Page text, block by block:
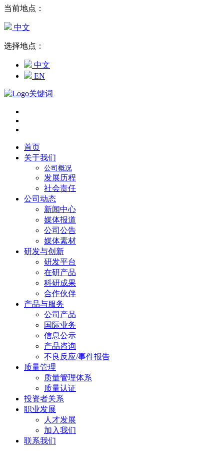
当前地点：
中文
选择地点：
中文
EN
首页
关于我们
公司概况
发展历程
社会责任
公司动态
新闻中心
媒体报道
公司公告
媒体素材
研发与创新
研发平台
在研产品
科研成果
合作伙伴
产品与服务
公司产品
国际业务
信息公示
产品咨询
不良反应/事件报告
质量管理
质量管理体系
质量认证
投资者关系
职业发展
人才发展
加入我们
联系我们